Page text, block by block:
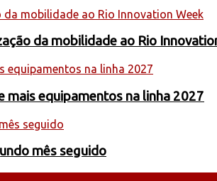
da mobilidade ao Rio
mais equipamentos na linha 2027
mês seguido